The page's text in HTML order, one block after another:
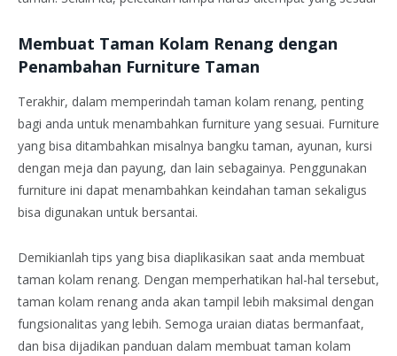
Membuat Taman Kolam Renang dengan
Penambahan Furniture Taman
Terakhir, dalam memperindah taman kolam renang, penting
bagi anda untuk menambahkan furniture yang sesuai. Furniture
yang bisa ditambahkan misalnya bangku taman, ayunan, kursi
dengan meja dan payung, dan lain sebagainya. Penggunakan
furniture ini dapat menambahkan keindahan taman sekaligus
bisa digunakan untuk bersantai.
Demikianlah tips yang bisa diaplikasikan saat anda membuat
taman kolam renang. Dengan memperhatikan hal-hal tersebut,
taman kolam renang anda akan tampil lebih maksimal dengan
fungsionalitas yang lebih. Semoga uraian diatas bermanfaat,
dan bisa dijadikan panduan dalam membuat taman kolam